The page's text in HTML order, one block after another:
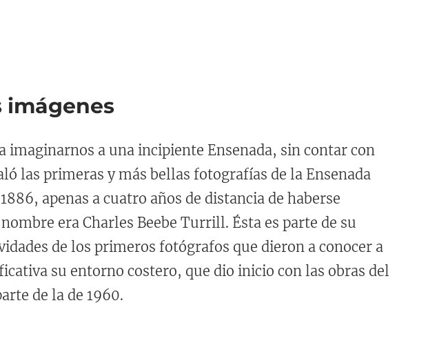
imágenes
a una incipiente Ensenada, sin contar con
las primeras y más bellas fotografías de la Ensenada
apenas a cuatro años de distancia de haberse
era Charles Beebe Turrill. Ésta es parte de su
de los primeros fotógrafos que dieron a conocer a
su entorno costero, que dio inicio con las obras del
de la de 1960.